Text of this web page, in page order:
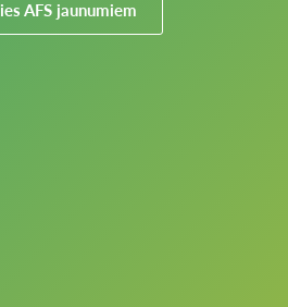
AFS jaunumiem